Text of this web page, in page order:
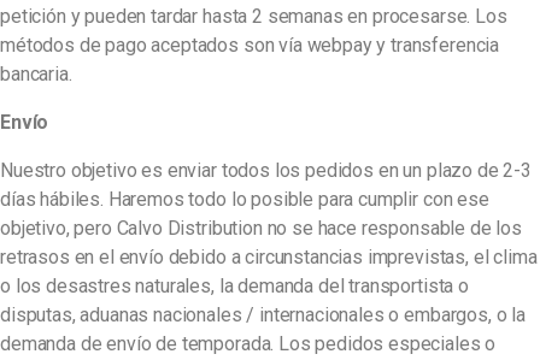
petición y pueden tardar hasta 2 semanas en procesarse. Los
métodos de pago aceptados son vía webpay y transferencia
bancaria.
Envío
Nuestro objetivo es enviar todos los pedidos en un plazo de 2-3
días hábiles. Haremos todo lo posible para cumplir con ese
objetivo, pero Calvo Distribution no se hace responsable de los
retrasos en el envío debido a circunstancias imprevistas, el clima
o los desastres naturales, la demanda del transportista o
disputas, aduanas nacionales / internacionales o embargos, o la
demanda de envío de temporada. Los pedidos especiales o